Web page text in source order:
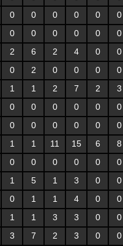
0 0 0 0 0
0
0 0 0 0 0
0
2 6 2 4 0
0
0 2 0 0 0
0
1 1 2 7 2
3
0 0 0 0 0
0
0 0 0 0 0
0
1 1 11 15 6
8
0 0 0 0 0
0
1 5 1 3 0
0
0 1 1 4 0
0
1 1 3 3 0
0
3 7 2 3 0
0